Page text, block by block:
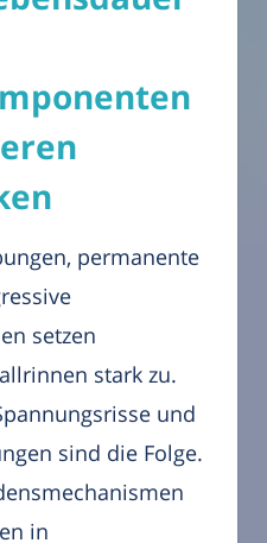
permanente
setzen
stark zu.
und
sind die Folge.
in